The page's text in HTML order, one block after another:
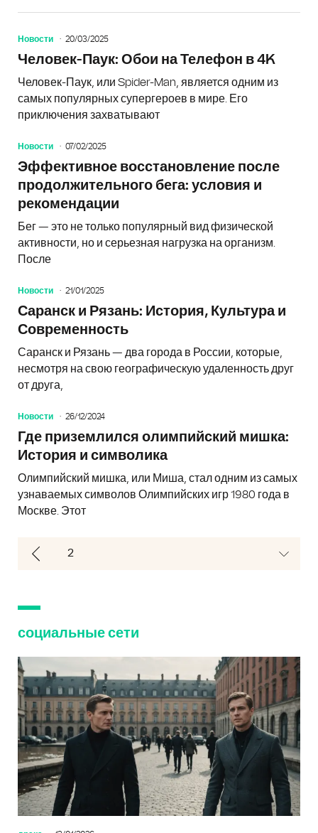
Новости 20/03/2025
Человек-Паук: Обои на Телефон в 4K
Человек-Паук, или Spider-Man, является одним из
самых популярных супергероев в мире. Его
приключения захватывают
Новости 07/02/2025
Эффективное восстановление после
продолжительного бега: условия и
рекомендации
Бег — это не только популярный вид физической
активности, но и серьезная нагрузка на организм.
После
Новости 21/01/2025
Саранск и Рязань: История, Культура и
Современность
Саранск и Рязань — два города в России, которые,
несмотря на свою географическую удаленность друг
от друга,
Новости 26/12/2024
Где приземлился олимпийский мишка:
История и символика
Олимпийский мишка, или Миша, стал одним из самых
узнаваемых символов Олимпийских игр 1980 года в
Москве. Этот
социальные сети